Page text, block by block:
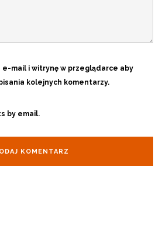
mail i witrynę w przeglądarce aby
kolejnych komentarzy.
by email.